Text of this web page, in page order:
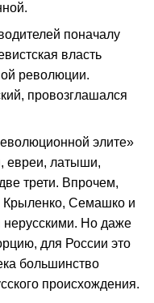
поначалу
власть
революции.
провозглашался
элите»
евреи, латыши,
трети. Впрочем,
Крыленко, Семашко и
нерусскими. Но даже
для России это
большинство
происхождения.